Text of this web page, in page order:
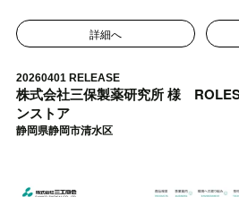
詳細へ
20260401 RELEASE
株式会社三保製薬研究所 様
ンストア
静岡県静岡市清水区